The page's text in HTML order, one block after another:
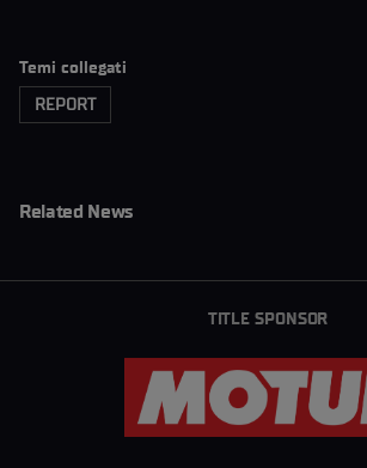
Temi collegati
REPORT
Related News
TITLE SPONSOR